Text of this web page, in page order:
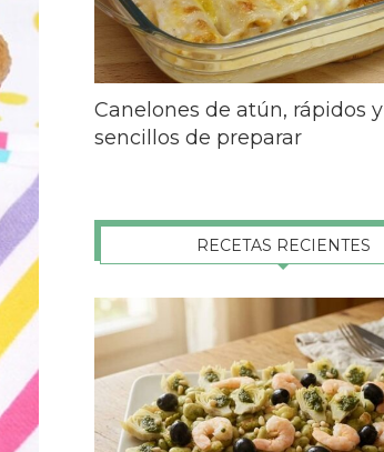
Canelones de atún, rápidos y
sencillos de preparar
RECETAS RECIENTES